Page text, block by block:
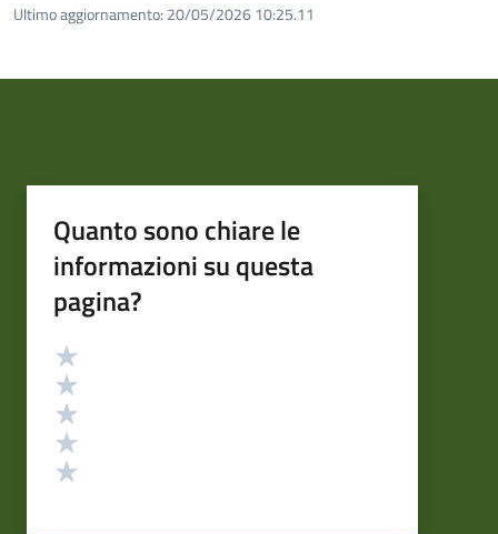
Ultimo aggiornamento: 20/05/2026 10:25.11
Quanto sono chiare le
informazioni su questa
pagina?
Valutazione